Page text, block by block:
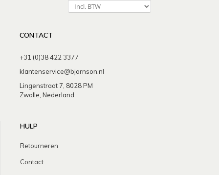
CONTACT
+31 (0)38 422 3377
klantenservice@bjornson.nl
Lingenstraat 7, 8028 PM
Zwolle, Nederland
HULP
Retourneren
Contact